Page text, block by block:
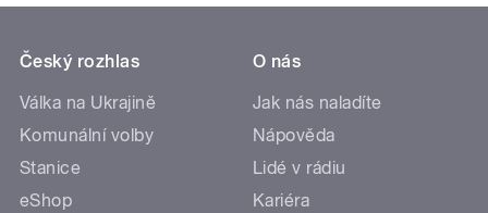
Český rozhlas
Válka na Ukrajině
Komunální volby
Stanice
eShop
O nás
Jak nás naladíte
Nápověda
Lidé v rádiu
Kariéra